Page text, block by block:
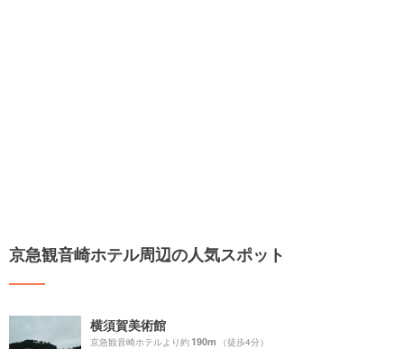
京急観音崎ホテル周辺の人気スポット
横須賀美術館
京急観音崎ホテルより約190m （徒歩4分）